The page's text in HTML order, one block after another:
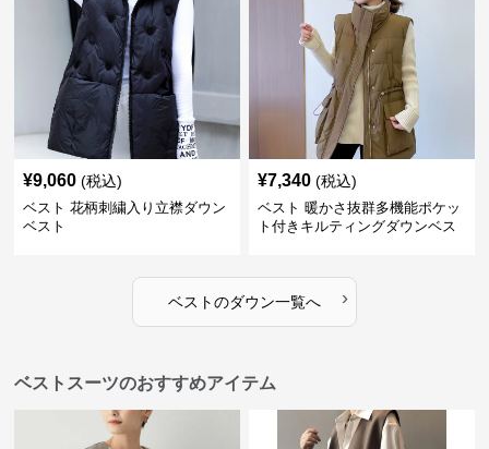
¥9,060 (税込)
ベスト 花柄刺繍入り立襟ダウン
ベスト
¥7,340 (税込)
ベスト 暖かさ抜群多機能ポケッ
ト付きキルティングダウンベス
ベストのダウン一覧へ ›
ベストスーツのおすすめアイテム